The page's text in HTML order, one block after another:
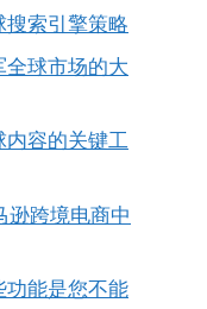
索引擎策略
球市场的大
内容的关键工
逊跨境电商中
功能是您不能